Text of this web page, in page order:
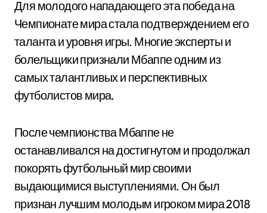
Для молодого нападающего эта победа на
Чемпионате мира стала подтверждением его
таланта и уровня игры. Многие эксперты и
болельщики признали Мбаппе одним из
самых талантливых и перспективных
футболистов мира.
После чемпионства Мбаппе не
останавливался на достигнутом и продолжал
покорять футбольный мир своими
выдающимися выступлениями. Он был
признан лучшим молодым игроком мира 2018